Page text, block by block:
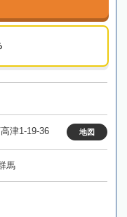
津1-19-36 地図
馬